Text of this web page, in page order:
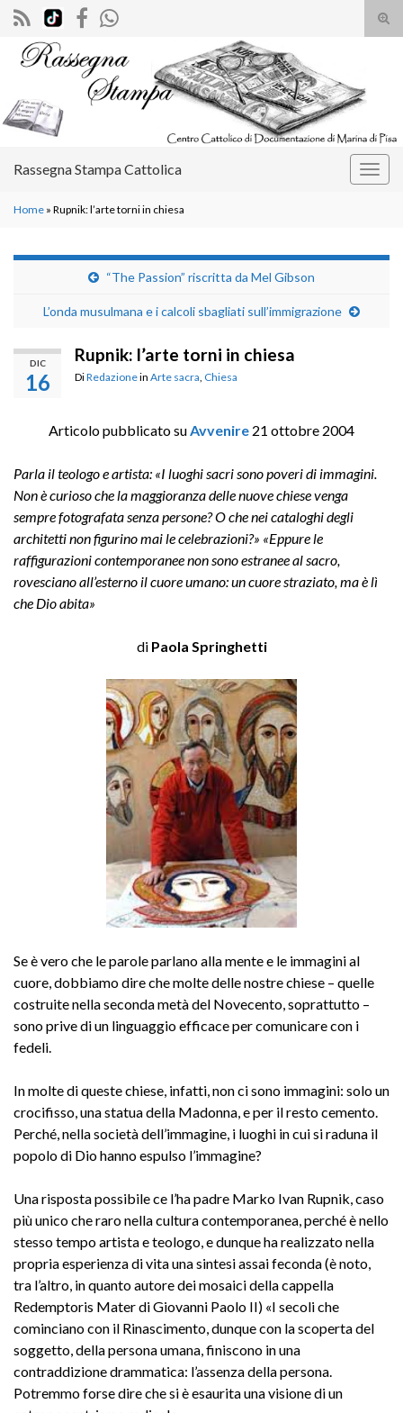
il
Search for:
Rassegna Stampa Cattolica
Home » Rupnik: l’arte torni in chiesa
“The Passion” riscritta da Mel Gibson
L’onda musulmana e i calcoli sbagliati sull’immigrazione
DIC
16
Rupnik: l’arte torni in chiesa
DiRedazionein Arte sacra Chiesa
Articolo pubblicato su Avvenire 21 ottobre 2004
Parla il teologo e artista: «I luoghi sacri sono poveri di immagini.
Non è curioso che la maggioranza delle nuove chiese venga
sempre fotografata senza persone? O che nei cataloghi degli
architetti non figurino mai le celebrazioni?» «Eppure le
raffigurazioni contemporanee non sono estranee al sacro,
rovesciano all’esterno il cuore umano: un cuore straziato, ma è lì
che Dio abita»
di Paola Springhetti
Se è vero che le parole parlano alla mente e le immagini al
cuore, dobbiamo dire che molte delle nostre chiese – quelle
costruite nella seconda metà del Novecento, soprattutto –
sono prive di un linguaggio efficace per comunicare con i
fedeli.
In molte di queste chiese, infatti, non ci sono immagini: solo un
crocifisso, una statua della Madonna, e per il resto cemento.
Perché, nella società dell’immagine, i luoghi in cui si raduna il
popolo di Dio hanno espulso l’immagine?
Una risposta possibile ce l’ha padre Marko Ivan Rupnik, caso
più unico che raro nella cultura contemporanea, perché è nello
stesso tempo artista e teologo, e dunque ha realizzato nella
propria esperienza di vita una sintesi assai feconda (è noto,
tra l’altro, in quanto autore dei mosaici della cappella
Redemptoris Mater di Giovanni Paolo II) «I secoli che
cominciano con il Rinascimento, dunque con la scoperta del
soggetto, della persona umana, finiscono in una
contraddizione drammatica: l’assenza della persona.
Potremmo forse dire che si è esaurita una visione di un